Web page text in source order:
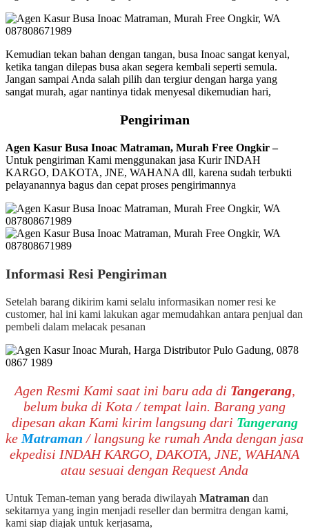
Kemudian tekan bahan dengan tangan, busa Inoac sangat kenyal,
ketika tangan dilepas busa akan segera kembali seperti semula.
Jangan sampai Anda salah pilih dan tergiur dengan harga yang
sangat murah, agar nantinya tidak menyesal dikemudian hari,
Pengiriman
Agen Kasur Busa Inoac Matraman, Murah Free Ongkir –
Untuk pengiriman Kami menggunakan jasa Kurir INDAH
KARGO, DAKOTA, JNE, WAHANA dll, karena sudah terbukti
pelayanannya bagus dan cepat proses pengirimannya
Informasi Resi Pengiriman
Setelah barang dikirim kami selalu informasikan nomer resi ke
customer, hal ini kami lakukan agar memudahkan antara penjual dan
pembeli dalam melacak pesanan
Agen Resmi Kami saat ini baru ada di Tangerang,
belum buka di Kota / tempat lain. Barang yang
dipesan akan Kami kirim langsung dari Tangerang
ke Matraman/ langsung ke rumah Anda dengan jasa
ekpedisi INDAH KARGO, DAKOTA, JNE, WAHANA
atau sesuai dengan Request Anda
Untuk Teman-teman yang berada diwilayah Matraman dan
sekitarnya yang ingin menjadi reseller dan bermitra dengan kami,
kami siap diajak untuk kerjasama,